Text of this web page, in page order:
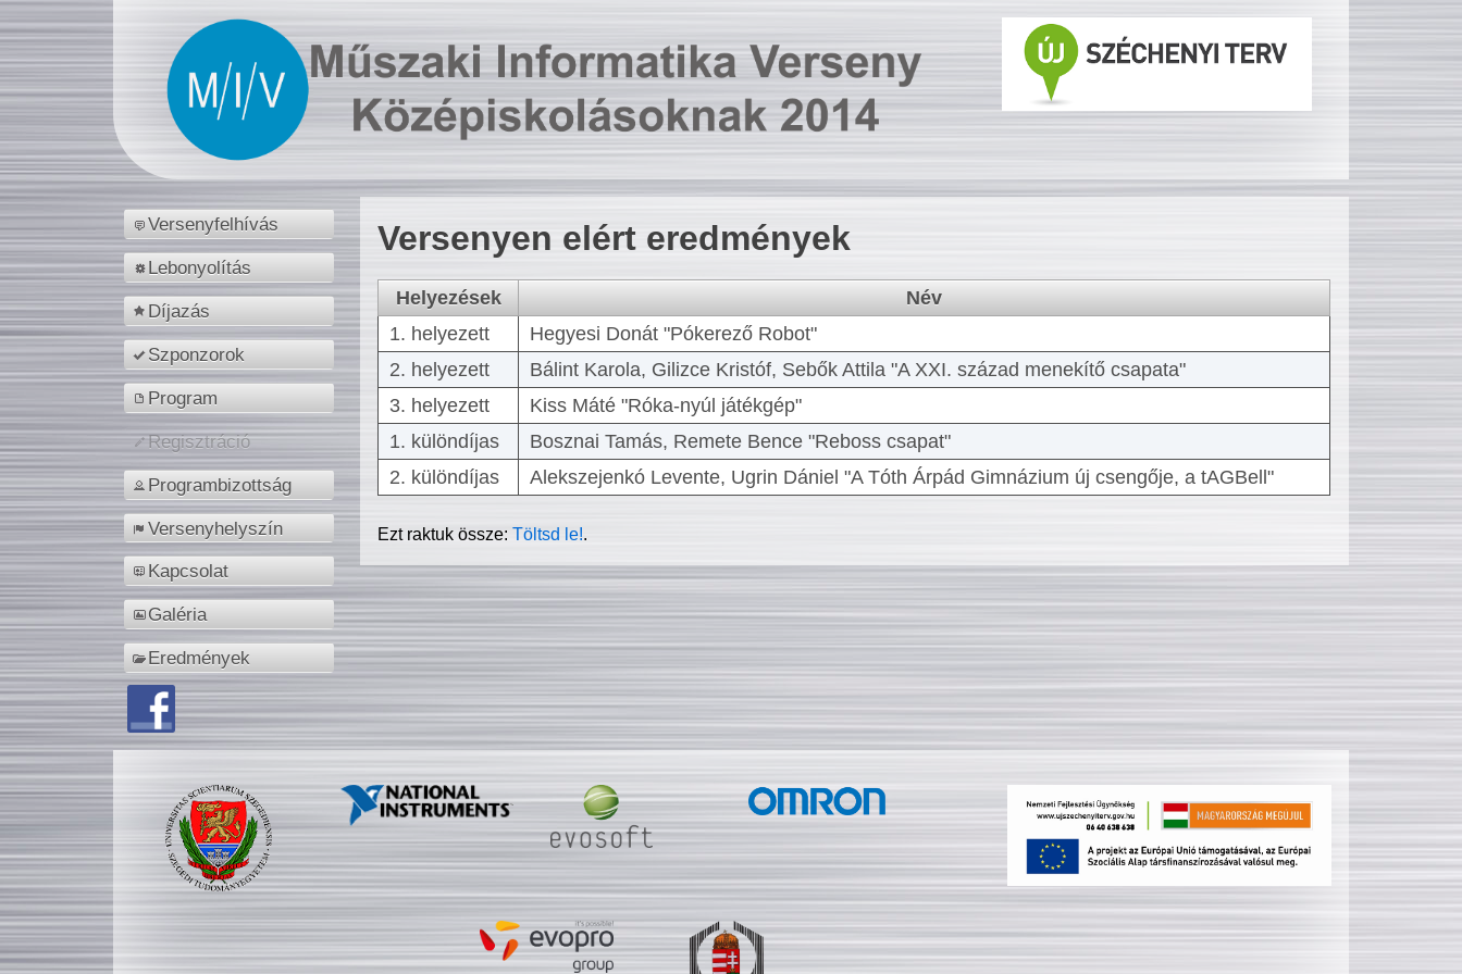
Versenyfelhívás
Lebonyolítás
Díjazás
Szponzorok
Program
Regisztráció
Programbizottság
Versenyhelyszín
Kapcsolat
Galéria
Eredmények
Versenyen elért eredmények
Helyezések
Név
1. helyezett
Hegyesi Donát "Pókerező Robot"
2. helyezett
Bálint Karola, Gilizce Kristóf, Sebők Attila "A XXI. század menekítő csapata"
3. helyezett
Kiss Máté "Róka-nyúl játékgép"
1. különdíjas
Bosznai Tamás, Remete Bence "Reboss csapat"
2. különdíjas
Alekszejenkó Levente, Ugrin Dániel "A Tóth Árpád Gimnázium új csengője, a tAGBell"
Ezt raktuk össze:Töltsd le!.